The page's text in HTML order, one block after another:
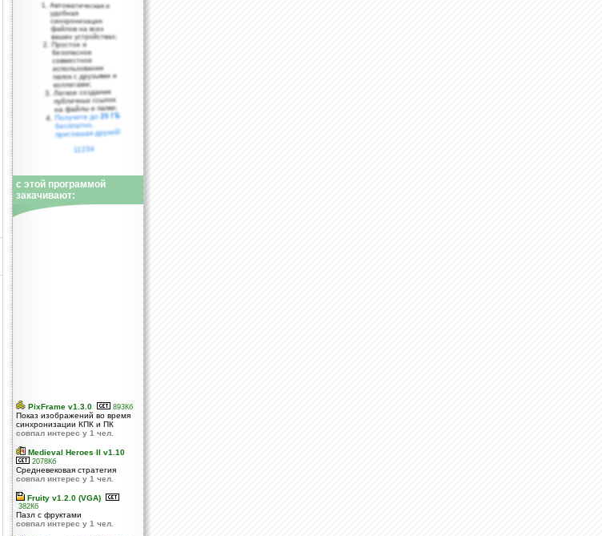
Автоматическая и
удобная
синхронизация
файлов на всех
ваших устройствах;
Простое и
безопасное
совместное
использование
папок с друзьями и
коллегами;
Легкое создание
публичных ссылок
на файлы и папки;
Получите до25 ГБ
бесплатно,
приглашая друзей!
11234
с этой программой
закачивают:
PixFrame v1.3.0 893Кб
Показ изображений во время
синхронизации КПК и ПК
совпал интерес у 1 чел.
Medieval Heroes II v1.10
2078Кб
Средневековая стратегия
совпал интерес у 1 чел.
Fruity v1.2.0 (VGA)
382Кб
Пазл с фруктами
совпал интерес у 1 чел.